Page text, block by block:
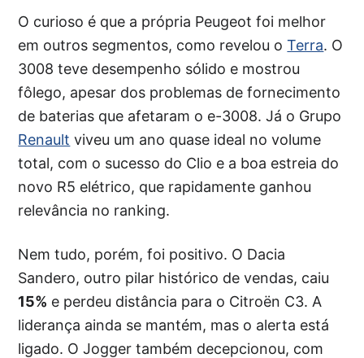
O curioso é que a própria Peugeot foi melhor
em outros segmentos, como revelou oTerra. O
3008 teve desempenho sólido e mostrou
fôlego, apesar dos problemas de fornecimento
de baterias que afetaram o e-3008. Já o Grupo
Renault viveu um ano quase ideal no volume
total, com o sucesso do Clio e a boa estreia do
novo R5 elétrico, que rapidamente ganhou
relevância no ranking.
Nem tudo, porém, foi positivo. O Dacia
Sandero, outro pilar histórico de vendas, caiu
15% e perdeu distância para o Citroën C3. A
liderança ainda se mantém, mas o alerta está
ligado. O Jogger também decepcionou, com